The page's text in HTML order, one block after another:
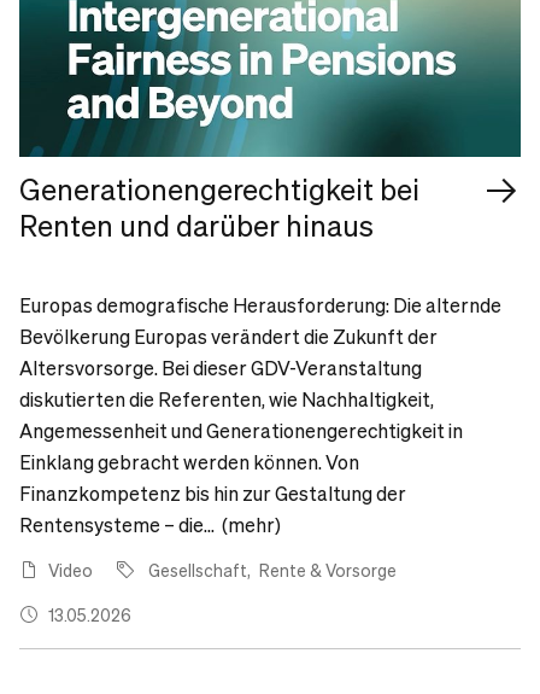
Generationengerechtigkeit bei
Renten und darüber hinaus
Europas demografische Herausforderung: Die alternde
Bevölkerung Europas verändert die Zukunft der
Altersvorsorge. Bei dieser GDV-Veranstaltung
diskutierten die Referenten, wie Nachhaltigkeit,
Angemessenheit und Generationengerechtigkeit in
Einklang gebracht werden können. Von
Finanzkompetenz bis hin zur Gestaltung der
Rentensysteme – die... (mehr)
Video Gesellschaft Rente & Vorsorge
13.05.2026